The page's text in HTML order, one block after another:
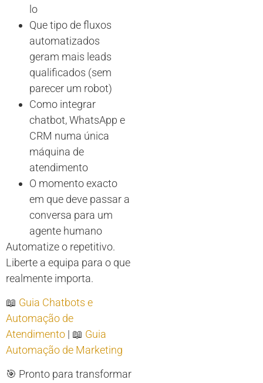
lo
Que tipo de fluxos
automatizados
geram mais leads
qualificados (sem
parecer um robot)
Como integrar
chatbot, WhatsApp e
CRM numa única
máquina de
atendimento
O momento exacto
em que deve passar a
conversa para um
agente humano
Automatize o repetitivo.
Liberte a equipa para o que
realmente importa.
📖 Guia Chatbots e
Automação de
Atendimento | 📖 Guia
Automação de Marketing
🎯 Pronto para transformar